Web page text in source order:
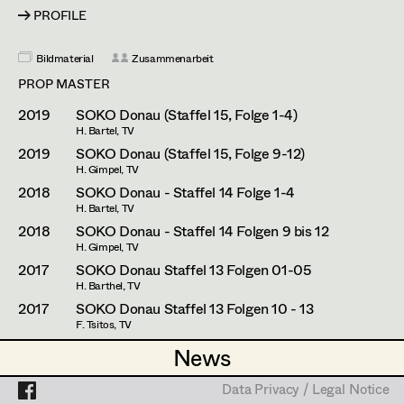
News
News
Projects
Data Privacy / Legal Notice
Zlatko Topolski
Thomas Vögel
PROFILE
Bildmaterial Zusammenarbeit
PROP MASTER
2019 SOKO Donau (Staffel 15, Folge 1-4)
H. Bartel, TV
2019 SOKO Donau (Staffel 15, Folge 9-12)
H. Gimpel, TV
2018 SOKO Donau - Staffel 14 Folge 1-4
H. Bartel, TV
2018 SOKO Donau - Staffel 14 Folgen 9 bis 12
H. Gimpel, TV
2017 SOKO Donau Staffel 13 Folgen 01-05
H. Barthel, TV
2017 SOKO Donau Staffel 13 Folgen 10 - 13
F. Tsitos, TV
2016 Soko Donau Staffel 12/ Fo.o1-08
E. Riedlsperger/ Kreinsen, TV
2015 SOKO Donau - Staffel 11 / 01 - 04Data Privacy / Legal Notice